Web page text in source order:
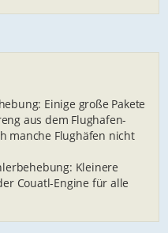
Einige große Pakete
aus dem Flughafen-
manche Flughäfen nicht
Kleinere
Couatl-Engine für alle